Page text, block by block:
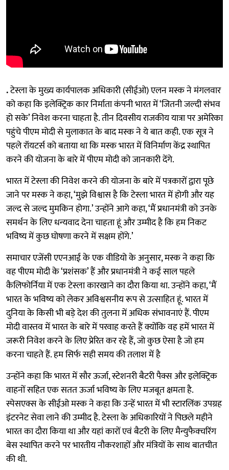
.टेस्ला के मुख्य कार्यपालक अधिकारी (सीईओ) एलन मस्क ने मंगलवार
को कहा कि इलेक्ट्रिक कार निर्माता कंपनी भारत में ‘जितनी जल्दी संभव
हो सके’ निवेश करना चाहता है. तीन दिवसीय राजकीय यात्रा पर अमेरिका
पहुंचे पीएम मोदी से मुलाकात के बाद मस्क ने ये बात कही. एक सूत्र ने
पहले रॉयटर्स को बताया था कि मस्क भारत में विनिर्माण केंद्र स्थापित
करने की योजना के बारे में पीएम मोदी को जानकारी देंगे.
भारत में टेस्ला की निवेश करने की योजना के बारे में पत्रकारों द्वारा पूछे
जाने पर मस्क ने कहा, ‘मुझे विश्वास है कि टेस्ला भारत में होगी और यह
जल्द से जल्द मुमकिन होगा.’ उन्होंने आगे कहा, ‘मैं प्रधानमंत्री को उनके
समर्थन के लिए धन्यवाद देना चाहता हूं और उम्मीद है कि हम निकट
भविष्य में कुछ घोषणा करने में सक्षम होंगे.’
समाचार एजेंसी एएनआई के एक वीडियो के अनुसार, मस्क ने कहा कि
वह पीएम मोदी के ‘प्रशंसक’ हैं और प्रधानमंत्री ने कई साल पहले
कैलिफोर्निया में एक टेस्ला कारखाने का दौरा किया था. उन्होंने कहा, ‘मैं
भारत के भविष्य को लेकर अविश्वसनीय रूप से उत्साहित हूं. भारत में
दुनिया के किसी भी बड़े देश की तुलना में अधिक संभावनाएं हैं. पीएम
मोदी वास्तव में भारत के बारे में परवाह करते हैं क्योंकि वह हमें भारत में
जरूरी निवेश करने के लिए प्रेरित कर रहे हैं, जो कुछ ऐसा है जो हम
करना चाहते हैं. हम सिर्फ सही समय की तलाश में है
उन्होंने कहा कि भारत में सौर ऊर्जा, स्टेशनरी बैटरी पैक्स और इलेक्ट्रिक
वाहनों सहित एक सतत ऊर्जा भविष्य के लिए मजबूत क्षमता है.
स्पेसएक्स के सीईओ मस्क ने कहा कि उन्हें भारत में भी स्टारलिंक उपग्रह
इंटरनेट सेवा लाने की उम्मीद है. टेस्ला के अधिकारियों ने पिछले महीने
भारत का दौरा किया था और यहां कारों एवं बैटरी के लिए मैन्युफैक्चरिंग
बेस स्थापित करने पर भारतीय नौकरशाहों और मंत्रियों के साथ बातचीत
की थी.